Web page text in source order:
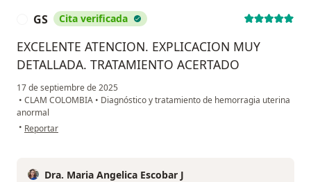
GS Cita verificada
EXCELENTE ATENCION. EXPLICACION MUY
DETALLADA. TRATAMIENTO ACERTADO
17 de septiembre de 2025
• CLAM COLOMBIA • Diagnóstico y tratamiento de hemorragia uterina
anormal
• en opinión del usuario GS
Reportar
Dra. Maria Angelica Escobar J